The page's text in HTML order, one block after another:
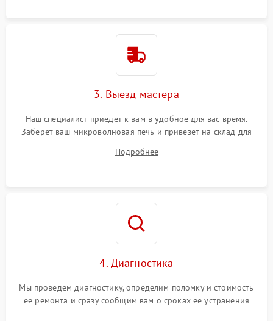
3. Выезд мастера
Наш специалист приедет к вам в удобное для вас время.
Заберет ваш микроволновая печь и привезет на склад для
Подробнее
4. Диагностика
Мы проведем диагностику, определим поломку и стоимость
ее ремонта и сразу сообщим вам о сроках ее устранения